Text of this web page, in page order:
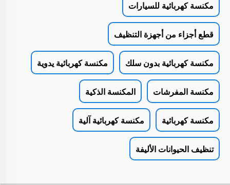
مكنسة كهربائية للسيارات
قطع أجزاء من أجهزة التنظيف
مكنسة كهربائية بدون سلك مكنسة كهربائية يدوية
مكنسة المفرشات المكنسة الذكية
مكنسة كهربائية مكنسة كهربائية آلية
تنظيف الحيوانات الأليفة